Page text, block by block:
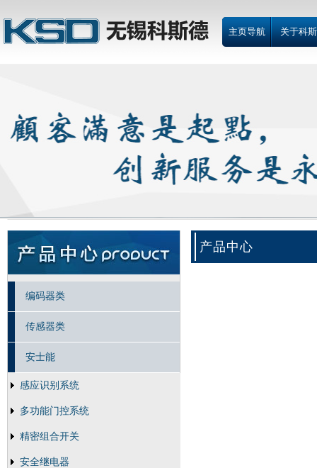
主页导航 关于科
编码器类
传感器类
安士能
感应识别系统
多功能门控系统
精密组合开关
安全继电器
产品中心